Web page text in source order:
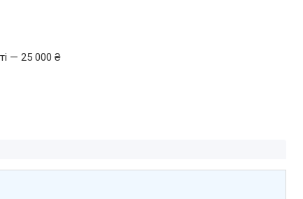
— 25 000 ₴